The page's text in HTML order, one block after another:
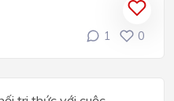
1 0